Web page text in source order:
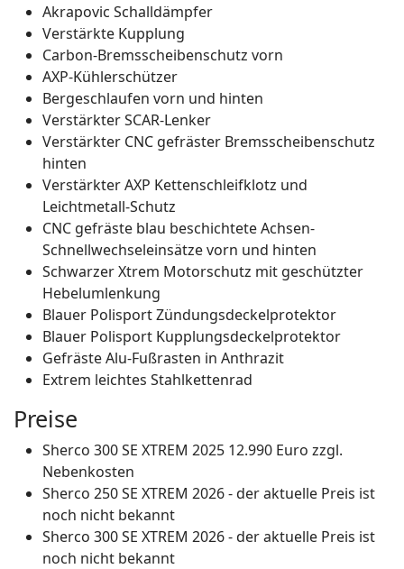
Akrapovic Schalldämpfer
Verstärkte Kupplung
Carbon-Bremsscheibenschutz vorn
AXP-Kühlerschützer
Bergeschlaufen vorn und hinten
Verstärkter SCAR-Lenker
Verstärkter CNC gefräster Bremsscheibenschutz
hinten
Verstärkter AXP Kettenschleifklotz und
Leichtmetall-Schutz
CNC gefräste blau beschichtete Achsen-
Schnellwechseleinsätze vorn und hinten
Schwarzer Xtrem Motorschutz mit geschützter
Hebelumlenkung
Blauer Polisport Zündungsdeckelprotektor
Blauer Polisport Kupplungsdeckelprotektor
Gefräste Alu-Fußrasten in Anthrazit
Extrem leichtes Stahlkettenrad
Preise
Sherco 300 SE XTREM 2025 12.990 Euro zzgl.
Nebenkosten
Sherco 250 SE XTREM 2026 - der aktuelle Preis ist
noch nicht bekannt
Sherco 300 SE XTREM 2026 - der aktuelle Preis ist
noch nicht bekannt